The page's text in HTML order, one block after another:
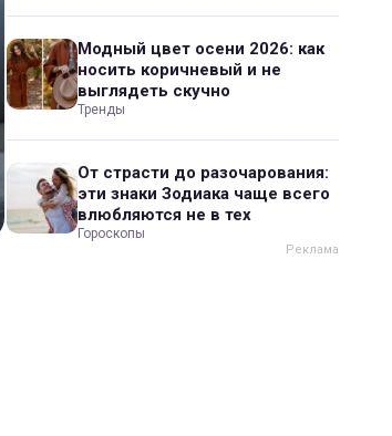
Модный цвет осени 2026: как
носить коричневый и не
выглядеть скучно
Тренды
От страсти до разочарования:
эти знаки Зодиака чаще всего
влюбляются не в тех
Гороскопы